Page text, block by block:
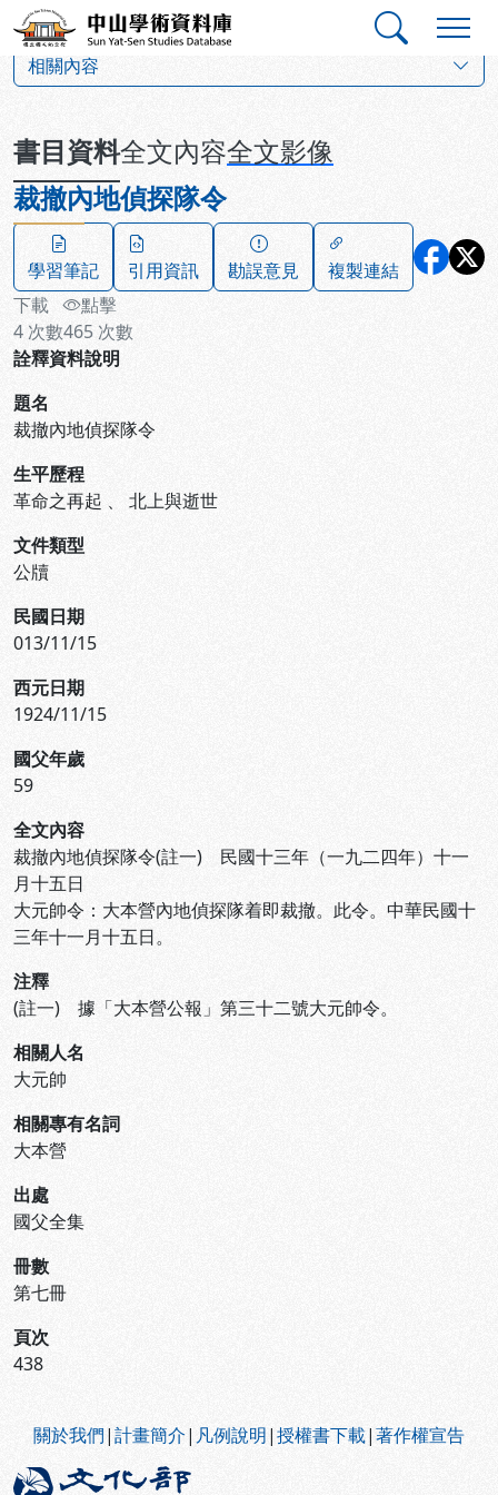
跳到主要內容
中山學術資料庫
相關內容
書目資料全文內容全文影像
裁撤內地偵探隊令
學習筆記 引用資訊 勘誤意見
複製連結
下載
4 次數
點擊
465 次數
詮釋資料說明
題名
裁撤內地偵探隊令
生平歷程
革命之再起 、 北上與逝世
文件類型
公牘
民國日期
013/11/15
西元日期
1924/11/15
國父年歲
59
全文內容
裁撤內地偵探隊令(註一) 民國十三年（一九二四年）十一
月十五日
大元帥令：大本營內地偵探隊着即裁撤。此令。中華民國十
三年十一月十五日。
注釋
(註一) 據「大本營公報」第三十二號大元帥令。
相關人名
大元帥
相關專有名詞
大本營
出處
國父全集
冊數
第七冊
頁次
438
關於我們|計畫簡介| 凡例說明|授權書下載|著作權宣告